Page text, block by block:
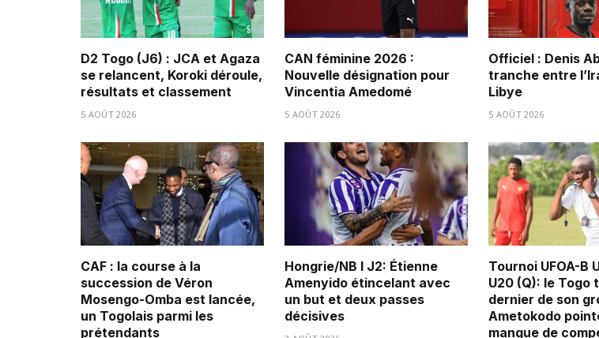
D2 Togo (J6) : JCA et Agaza
se relancent, Koroki déroule,
résultats et classement
5 AOÛT 2026
CAN féminine 2026 :
Nouvelle désignation pour
Vincentia Amedomé
5 AOÛT 2026
Officiel : Denis
tranche entre
Libye
5 AOÛT 2026
CAF : la course à la
succession de Véron
Mosengo-Omba est lancée,
un Togolais parmi les
prétendants
Hongrie/NB I J2: Étienne
Amenyido étincelant avec
un but et deux passes
décisives
Tournoi UFOA-B
U20 (Q): le Togo
dernier de son
Ametokodo
manque de